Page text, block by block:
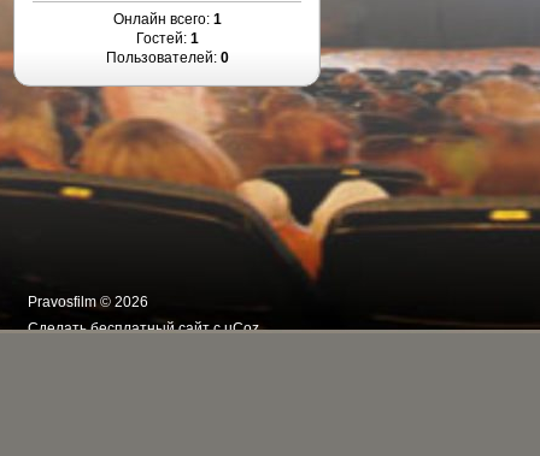
Онлайн всего: 1
Гостей: 1
Пользователей: 0
Pravosfilm © 2026
Сделатьбесплатный сайтсuCoz